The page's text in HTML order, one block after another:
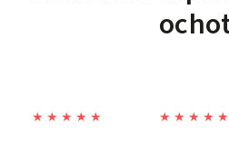
★ ★ ★ ★ ★ ★ ★ ★ ★ ★